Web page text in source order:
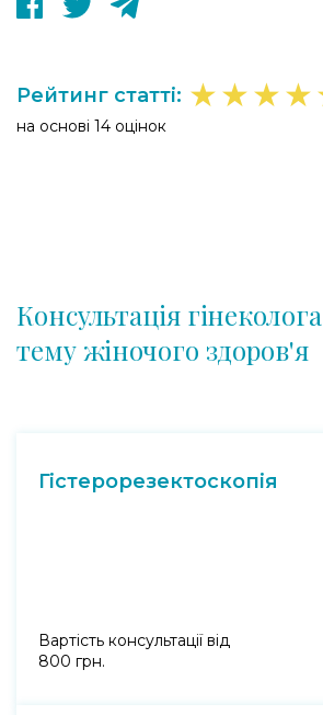
Рейтинг статті: ★★★★
на основі 14 оцінок
Консультація
тему жіночого здоров'я
Гістерорезектоскопія
Вартість консультації від
800 грн.